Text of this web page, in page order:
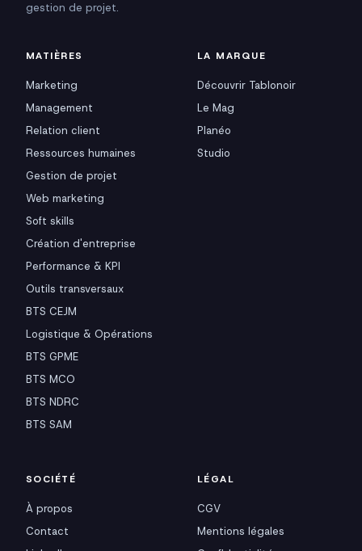
gestion de projet.
MATIÈRES
Marketing
Management
Relation client
Ressources humaines
Gestion de projet
Web marketing
Soft skills
Création d'entreprise
Performance & KPI
Outils transversaux
BTS CEJM
Logistique & Opérations
BTS GPME
BTS MCO
BTS NDRC
BTS SAM
LA MARQUE
Découvrir Tablonoir
Le Mag
Planéo
Studio
SOCIÉTÉ
À propos
Contact
LÉGAL
CGV
Mentions légales